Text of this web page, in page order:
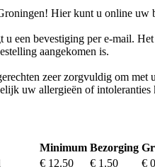
Hier kunt u online uw
u een bevestiging per e-mail.
aangekomen is.
zeer zorgvuldig om met
uw allergieën of intoleranties
Minimum Bezorging
€ 12.50 € 1.50
€